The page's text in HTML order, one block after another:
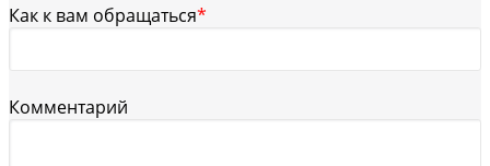
Как к вам обращаться*
Комментарий